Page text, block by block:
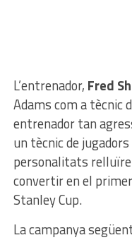
L’entrenador, Fred
Adams com a tècnic
entrenador tan
un tècnic de
personalitats
convertir en el
Stanley Cup.
La campanya